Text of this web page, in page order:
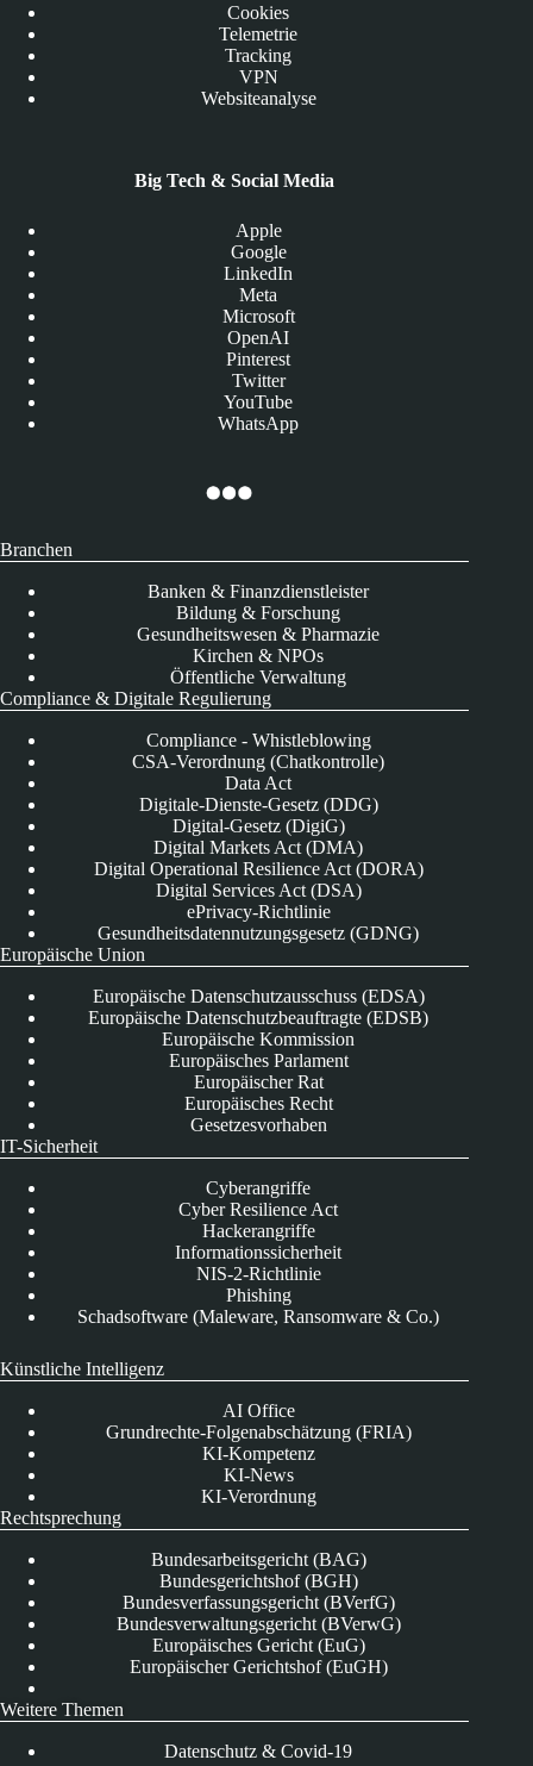
Cookies
Telemetrie
Tracking
VPN
Websiteanalyse
Big Tech & Social Media
Apple
Google
LinkedIn
Meta
Microsoft
OpenAI
Pinterest
Twitter
YouTube
WhatsApp
Branchen
Banken & Finanzdienstleister
Bildung & Forschung
Gesundheitswesen & Pharmazie
Kirchen & NPOs
Öffentliche Verwaltung
Compliance & Digitale Regulierung
Compliance - Whistleblowing
CSA-Verordnung (Chatkontrolle)
Data Act
Digitale-Dienste-Gesetz (DDG)
Digital-Gesetz (DigiG)
Digital Markets Act (DMA)
Digital Operational Resilience Act (DORA)
Digital Services Act (DSA)
ePrivacy-Richtlinie
Gesundheitsdatennutzungsgesetz (GDNG)
Europäische Union
Europäische Datenschutzausschuss (EDSA)
Europäische Datenschutzbeauftragte (EDSB)
Europäische Kommission
Europäisches Parlament
Europäischer Rat
Europäisches Recht
Gesetzesvorhaben
IT-Sicherheit
Cyberangriffe
Cyber Resilience Act
Hackerangriffe
Informationssicherheit
NIS-2-Richtlinie
Phishing
Schadsoftware (Maleware, Ransomware & Co.)
Künstliche Intelligenz
AI Office
Grundrechte-Folgenabschätzung (FRIA)
KI-Kompetenz
KI-News
KI-Verordnung
Rechtsprechung
Bundesarbeitsgericht (BAG)
Bundesgerichtshof (BGH)
Bundesverfassungsgericht (BVerfG)
Bundesverwaltungsgericht (BVerwG)
Europäisches Gericht (EuG)
Europäischer Gerichtshof (EuGH)
Weitere Themen
Datenschutz & Covid-19